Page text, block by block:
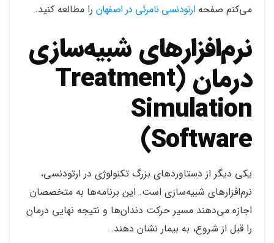
می‌کنم صفحهارتودنسی نامرئی در اصفهان را مطالعه کنید.
نرم‌افزارهای شبیه‌سازی
درمان (Treatment
Simulation
Software)
یکی دیگر از دستاوردهای بزرگ تکنولوژی در ارتودنسی،
نرم‌افزارهای شبیه‌سازی است. این برنامه‌ها به متخصصان
اجازه می‌دهند مسیر حرکت دندان‌ها و نتیجه نهایی درمان
را قبل از شروع، به بیمار نشان دهند.